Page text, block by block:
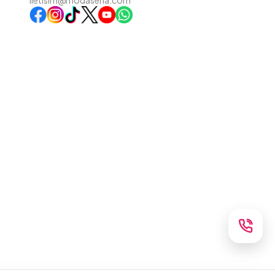
Instagram
TikTok
X WhatsApp